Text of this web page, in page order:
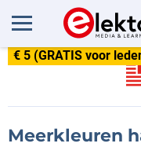
€ 5 (GRATIS voor
Meerkleuren